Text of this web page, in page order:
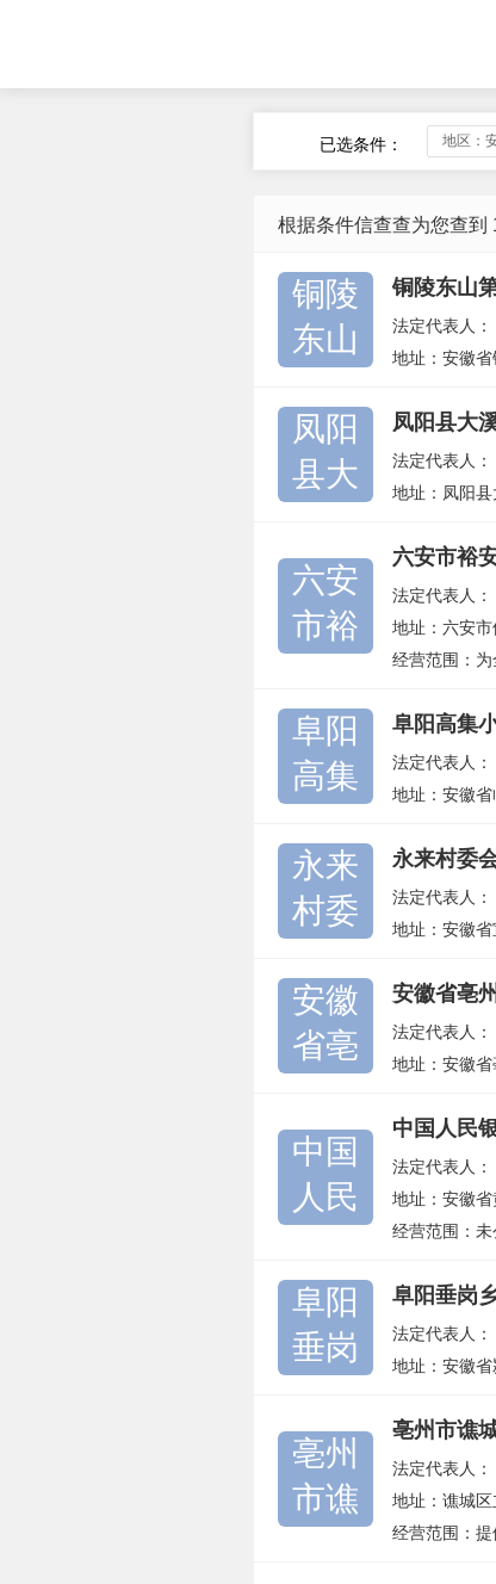
已选条件： 地区：
根据条件信查查为您查到
铜陵
东山
铜陵东山
法定代表人
地址：安徽
凤阳
县大
凤阳县大
法定代表人：
地址：凤阳
六安
市裕
六安市裕
法定代表人
地址：六安
经营范围：为
阜阳
高集
阜阳高集
法定代表人
地址：安徽
永来
村委
永来村委
法定代表人
地址：安徽
安徽
省亳
安徽省亳
法定代表人
地址：安徽
中国
人民
中国人民
法定代表人
地址：安徽
经营范围：
阜阳
垂岗
阜阳垂岗
法定代表人
地址：安徽
亳州
市谯
亳州市谯
法定代表人
地址：谯城
经营范围：